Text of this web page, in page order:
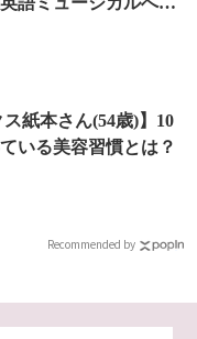
ス紙本さん(54歳)】10
いる美容習慣とは？
Recommended by